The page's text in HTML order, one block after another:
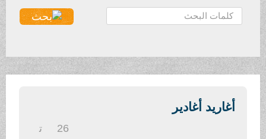
ح
ث
أغاريد أغادير